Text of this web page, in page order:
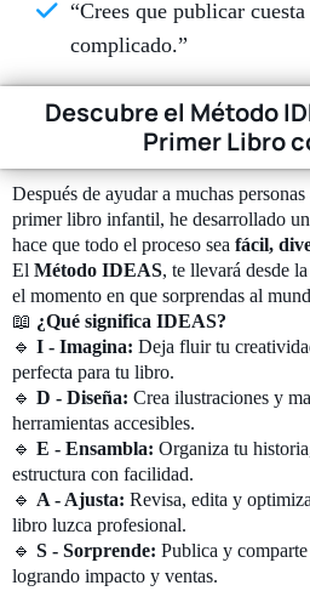
“Crees que publicar
complicado.”
Descubre el Método
Primer Libro
Después de ayudar a muchas
primer libro infantil, he desarrollado un
hace que todo el proceso sea fácil,
El Método IDEAS, te llevará desde
el momento en que sorprendas al
📖 ¿Qué significa IDEAS?
🔹 I - Imagina: Deja fluir tu
perfecta para tu libro.
🔹 D - Diseña: Crea ilustraciones y
herramientas accesibles.
🔹 E - Ensambla: Organiza tu
estructura con facilidad.
🔹 A - Ajusta: Revisa, edita y
libro luzca profesional.
🔹 S - Sorprende: Publica y
logrando impacto y ventas.